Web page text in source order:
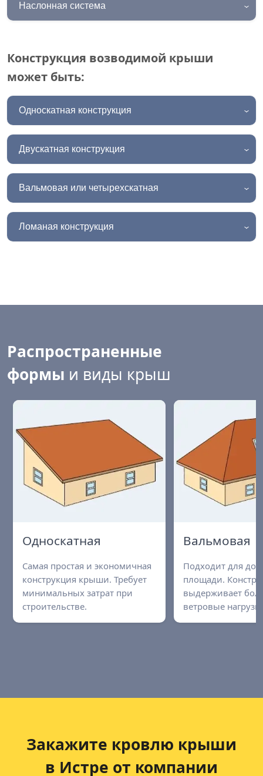
Наслонная система
Конструкция возводимой крыши
может быть:
Односкатная конструкция
Двускатная конструкция
Вальмовая или четырехскатная
Ломаная конструкция
Распространенные
формы и виды крыш
Односкатная
Самая простая и экономичная
конструкция крыши. Требует
минимальных затрат при
строительстве.
Вальмовая
Подходит для
площади.
выдерживает
ветровые
Закажите кровлю крыши
в Истре от компании